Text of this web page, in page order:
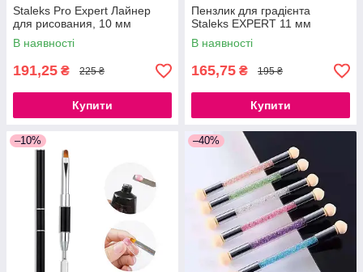
Staleks Pro Expert Лайнер
для рисования, 10 мм
В наявності
191,25 ₴ 225 ₴
Купити
Пензлик для градієнта
Staleks EXPERT 11 мм
В наявності
165,75 ₴ 195 ₴
Купити
–10% –40%